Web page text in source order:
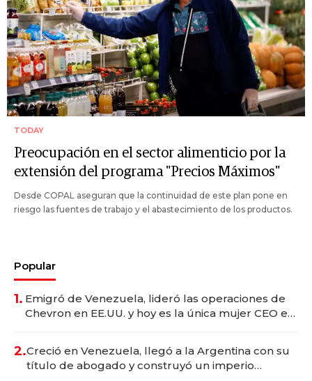
TODAY
Preocupación en el sector alimenticio por la
extensión del programa "Precios Máximos"
Desde COPAL aseguran que la continuidad de este plan pone en
riesgo las fuentes de trabajo y el abastecimiento de los productos.
Popular
1. Emigró de Venezuela, lideró las operaciones de
Chevron en EE.UU. y hoy es la única mujer CEO en
2.Creció en Venezuela, llegó a la Argentina con su
título de abogado y construyó un imperio